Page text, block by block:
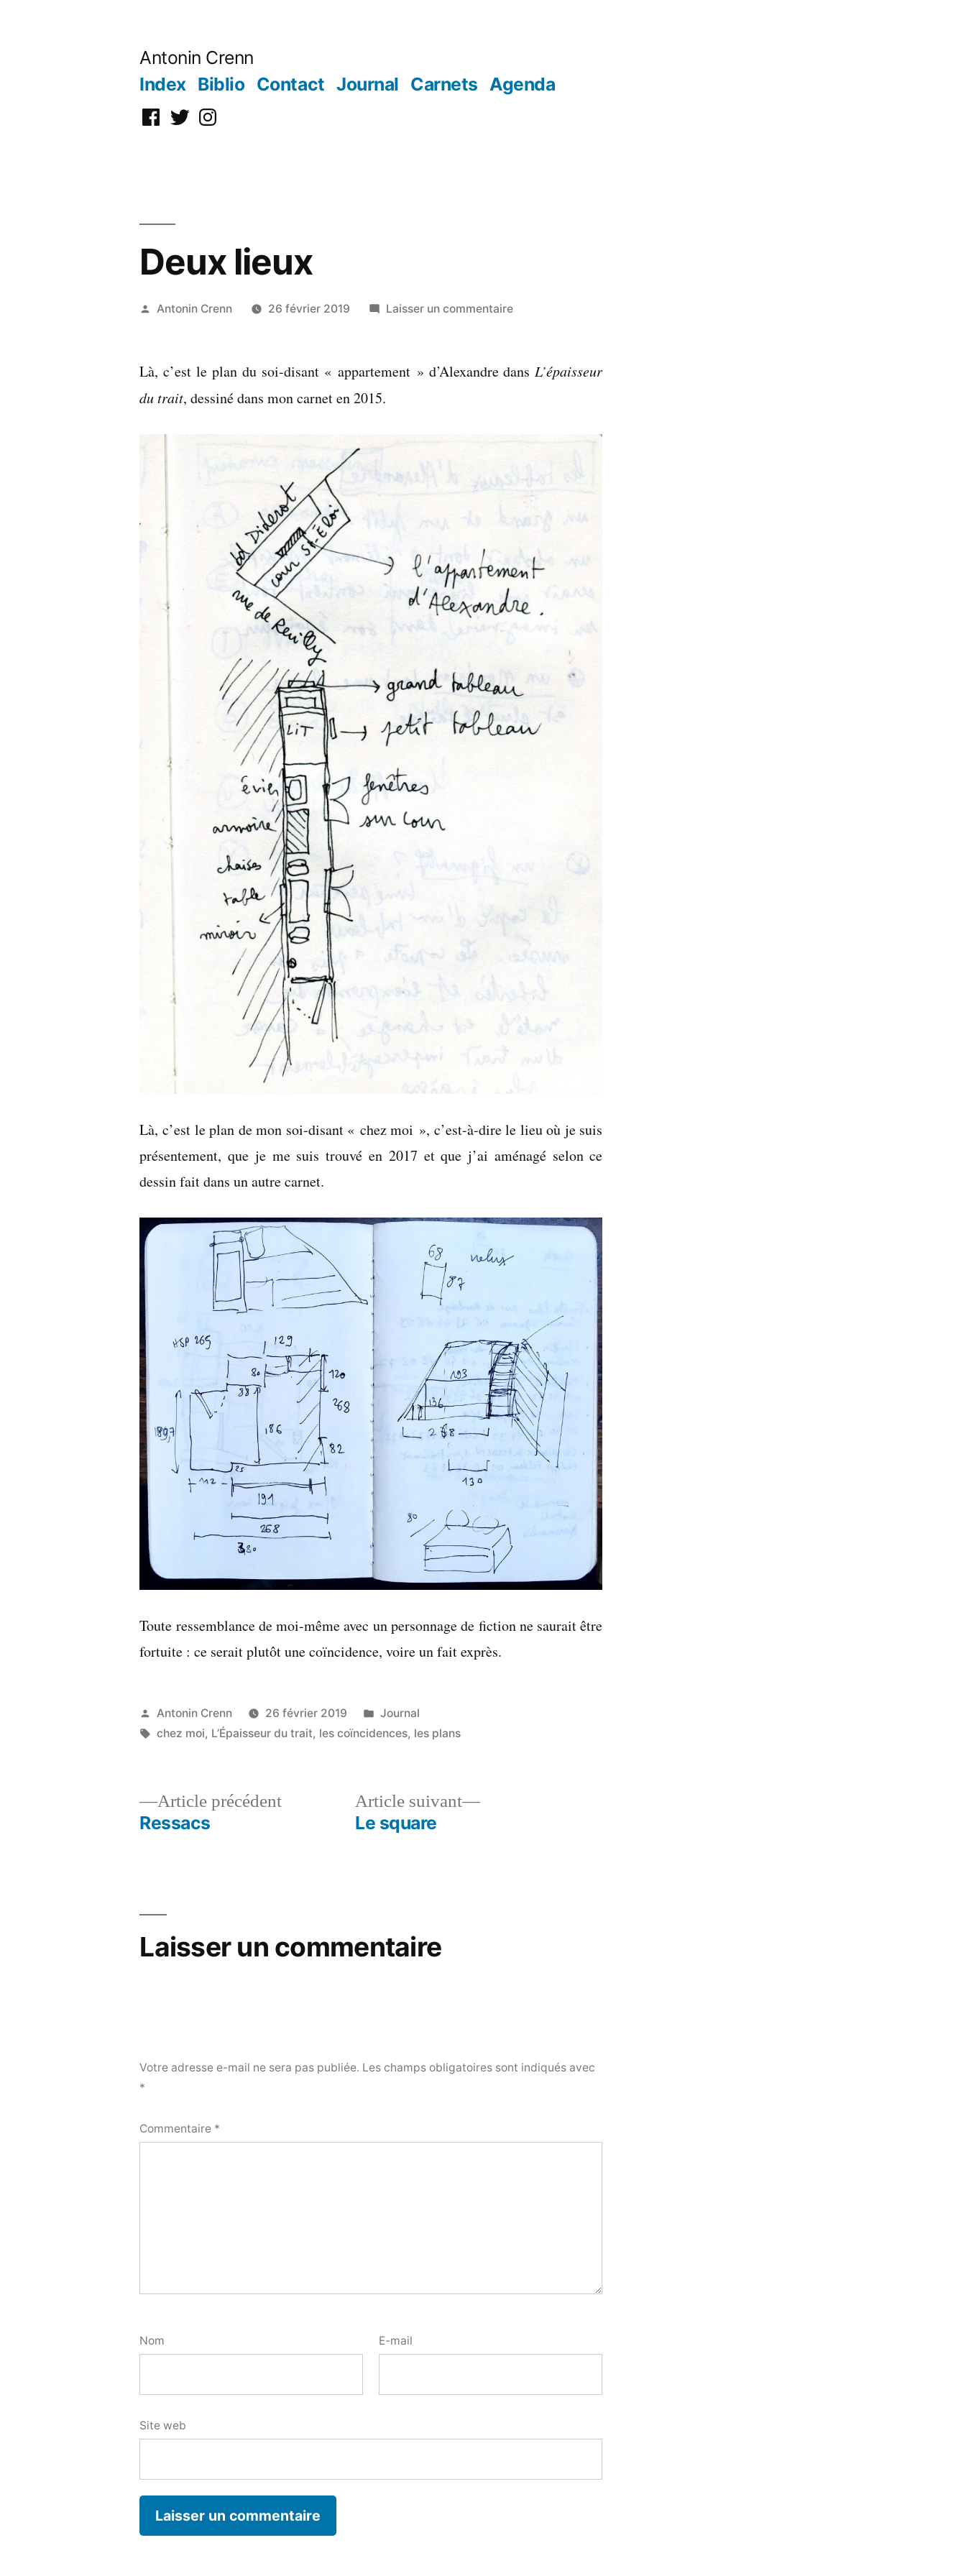
Antonin Crenn
Index Biblio Contact Journal Carnets Agenda
Facebook
TwitterInstagram
Deux lieux
Publié
Antonin Crenn 26 février 2019 Laisser un commentairesur
Là, c’est le plan du soi-disant « appartement » d’Alexandre dansL’épaisseur
du trait, dessiné dans mon carnet en 2015.
Là, c’est le plan de mon soi-disant « chez moi », c’est-à-dire le lieu où je suis
présentement, que je me suis trouvé en 2017 et que j’ai aménagé selon ce
dessin fait dans un autre carnet.
Toute ressemblance de moi-même avec un personnage de fiction ne saurait être
fortuite : ce serait plutôt une coïncidence, voire un fait exprès.
Publié
par
Antonin Crenn 26 février 2019
Publié
dans
Journal
Étiquettes :
chez moi, L’Épaisseur du trait, les coïncidences, les plans
Navigation
Article précédentArticle
précédent :
Ressacs
Article suivant
Article
Le square
Laisser un commentaire
Votre adresse e-mail ne sera pas publiée. Les champs obligatoires sont indiqués avec
*
Commentaire *
Nom E-mail
Site web